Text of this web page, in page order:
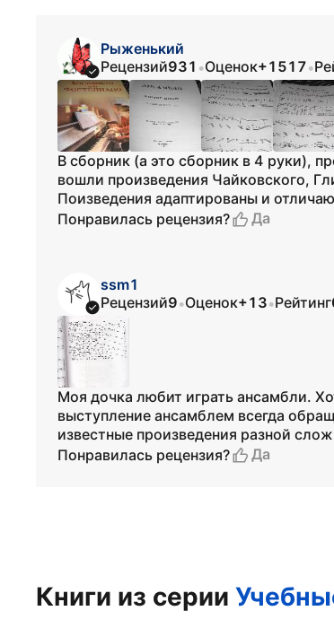
Рыженький
Рецензий931 •Оценок+1517•
В сборник (а это сборник в 4 руки),
вошли произведения Чайковского,
Поизведения адаптированы и
Понравилась рецензия?
Да
ssm1
Рецензий9•Оценок+13•Рейтинг
Моя дочка любит играть ансамбли.
выступление ансамблем всегда
известные произведения разной
Понравилась рецензия?
Да
Книги из серии